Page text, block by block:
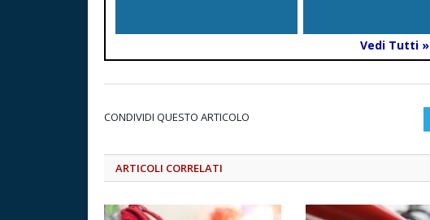
Vedi Tutti »
CONDIVIDI QUESTO ARTICOLO
ARTICOLI CORRELATI